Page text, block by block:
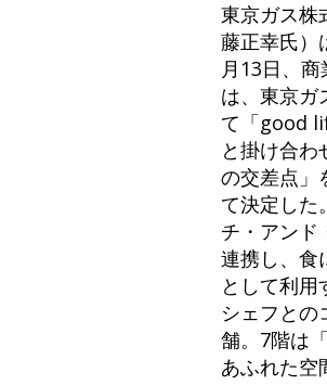
東京ガス株
藤正幸氏）
月13日、
は、東京
て「good
と掛け合
の交差点」
て決定した
チ・アンド
連携し、食
として利
シェフとの
舗。7階は
あふれた空